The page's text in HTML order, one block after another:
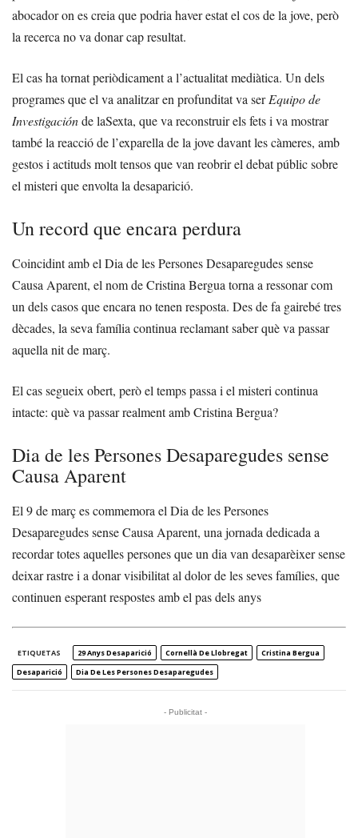
abocador on es creia que podria haver estat el cos de la jove, però
la recerca no va donar cap resultat.
El cas ha tornat periòdicament a l’actualitat mediàtica. Un dels
programes que el va analitzar en profunditat va serEquipo de
Investigaciónde laSexta, que va reconstruir els fets i va mostrar
també la reacció de l’exparella de la jove davant les càmeres, amb
gestos i actituds molt tensos que van reobrir el debat públic sobre
el misteri que envolta la desaparició.
Un record que encara perdura
Coincidint amb el Dia de les Persones Desaparegudes sense
Causa Aparent, el nom de Cristina Bergua torna a ressonar com
un dels casos que encara no tenen resposta. Des de fa gairebé tres
dècades, la seva família continua reclamant saber què va passar
aquella nit de març.
El cas segueix obert, però el temps passa i el misteri continua
intacte: què va passar realment amb Cristina Bergua?
Dia de les Persones Desaparegudes sense
Causa Aparent
El 9 de març es commemora el Dia de les Persones
Desaparegudes sense Causa Aparent, una jornada dedicada a
recordar totes aquelles persones que un dia van desaparèixer sense
deixar rastre i a donar visibilitat al dolor de les seves famílies, que
continuen esperant respostes amb el pas dels anys
ETIQUETAS 29 Anys Desaparició Cornellà De Llobregat
Cristina Bergua
Desaparició
Dia De Les Persones Desaparegudes
- Publicitat -